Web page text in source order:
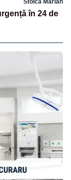
Stoica Marian
în 24 de